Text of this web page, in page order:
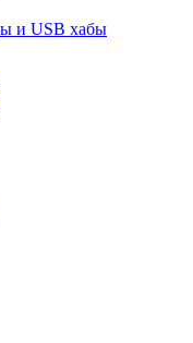
и USB хабы